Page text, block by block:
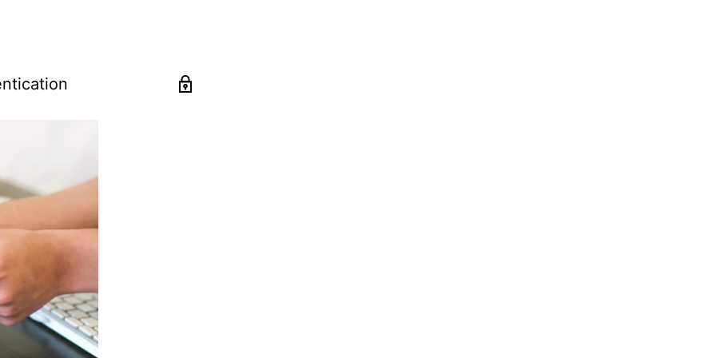
sin comprometer el ajuste
táctico y ropa casual
mundialmente en equipamiento
medianas-grandes y uso